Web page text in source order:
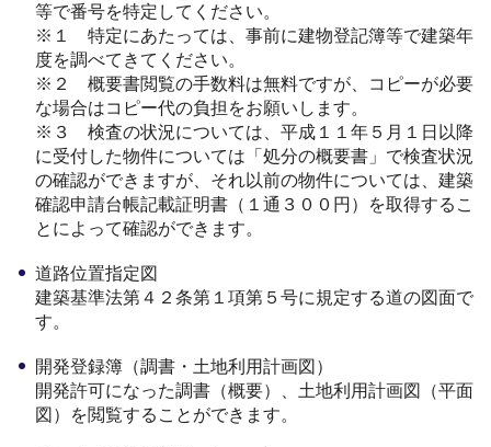
等で番号を特定してください。
※１ 特定にあたっては、事前に建物登記簿等で建築年
度を調べてきてください。
※２ 概要書閲覧の手数料は無料ですが、コピーが必要
な場合はコピー代の負担をお願いします。
※３ 検査の状況については、平成１１年５月１日以降
に受付した物件については「処分の概要書」で検査状況
の確認ができますが、それ以前の物件については、建築
確認申請台帳記載証明書（１通３００円）を取得するこ
とによって確認ができます。
道路位置指定図
建築基準法第４２条第１項第５号に規定する道の図面で
す。
開発登録簿（調書・土地利用計画図）
開発許可になった調書（概要）、土地利用計画図（平面
図）を閲覧することができます。